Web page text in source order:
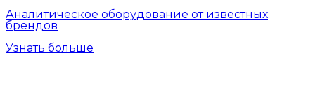
Аналитическое оборудование от известных
брендов
Узнать больше